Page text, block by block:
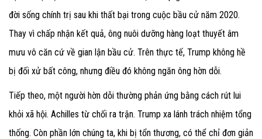
đời sống chính trị sau khi thất bại trong cuộc bầu cử năm 2020.
Thay vì chấp nhận kết quả, ông nuôi dưỡng hàng loạt thuyết âm
mưu vô căn cứ về gian lận bầu cử. Trên thực tế, Trump không hề
bị đối xử bất công, nhưng điều đó không ngăn ông hờn dỗi.
Tiếp theo, một người hờn dỗi thường phản ứng bằng cách rút lui
khỏi xã hội. Achilles từ chối ra trận. Trump xa lánh trách nhiệm tổng
thống. Còn phần lớn chúng ta, khi bị tổn thương, có thể chỉ đơn giản